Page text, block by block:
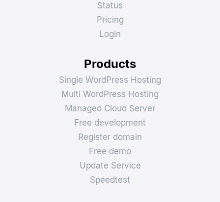
Status
Pricing
Login
Products
Single WordPress Hosting
Multi WordPress Hosting
Managed Cloud Server
Free development
Register domain
Free demo
Update Service
Speedtest